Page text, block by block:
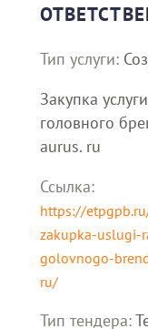
Тип услуги:
Закупка
головного
aurus. ru
Ссылка:
https://
zakupka-uslugi-
golovnogo-
ru/
Тип тендера: